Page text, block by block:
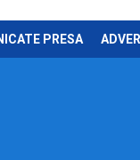
PRESA